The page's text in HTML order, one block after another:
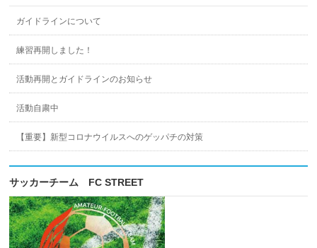
ガイドラインについて
練習再開しました！
活動再開とガイドラインのお知らせ
活動自粛中
【重要】新型コロナウイルスへのゲッパチの対策
サッカーチーム FC STREET